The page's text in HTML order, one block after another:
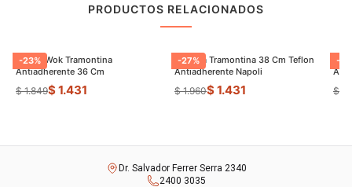
PRODUCTOS RELACIONADOS
-23%
Sarten Wok Tramontina
Antiadherente 36 Cm
$ 1.849$ 1.431
-27%
Paellera Tramontina 38 Cm Teflon
Antiadherente Napoli
$ 1.960$ 1.431
-
$
Dr. Salvador Ferrer Serra 2340
2400 3035